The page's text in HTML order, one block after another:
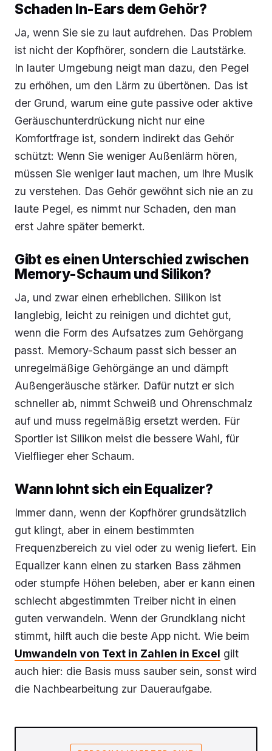
Schaden In-Ears dem Gehör?
Ja, wenn Sie sie zu laut aufdrehen. Das Problem
ist nicht der Kopfhörer, sondern die Lautstärke.
In lauter Umgebung neigt man dazu, den Pegel
zu erhöhen, um den Lärm zu übertönen. Das ist
der Grund, warum eine gute passive oder aktive
Geräuschunterdrückung nicht nur eine
Komfortfrage ist, sondern indirekt das Gehör
schützt: Wenn Sie weniger Außenlärm hören,
müssen Sie weniger laut machen, um Ihre Musik
zu verstehen. Das Gehör gewöhnt sich nie an zu
laute Pegel, es nimmt nur Schaden, den man
erst Jahre später bemerkt.
Gibt es einen Unterschied zwischen
Memory-Schaum und Silikon?
Ja, und zwar einen erheblichen. Silikon ist
langlebig, leicht zu reinigen und dichtet gut,
wenn die Form des Aufsatzes zum Gehörgang
passt. Memory-Schaum passt sich besser an
unregelmäßige Gehörgänge an und dämpft
Außengeräusche stärker. Dafür nutzt er sich
schneller ab, nimmt Schweiß und Ohrenschmalz
auf und muss regelmäßig ersetzt werden. Für
Sportler ist Silikon meist die bessere Wahl, für
Vielflieger eher Schaum.
Wann lohnt sich ein Equalizer?
Immer dann, wenn der Kopfhörer grundsätzlich
gut klingt, aber in einem bestimmten
Frequenzbereich zu viel oder zu wenig liefert. Ein
Equalizer kann einen zu starken Bass zähmen
oder stumpfe Höhen beleben, aber er kann einen
schlecht abgestimmten Treiber nicht in einen
guten verwandeln. Wenn der Grundklang nicht
stimmt, hilft auch die beste App nicht. Wie beim
Umwandeln von Text in Zahlen in Excel gilt
auch hier: die Basis muss sauber sein, sonst wird
die Nachbearbeitung zur Daueraufgabe.